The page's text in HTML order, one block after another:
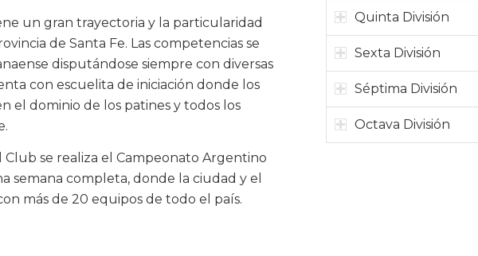
un gran trayectoria y la particularidad
de Santa Fe. Las competencias se
disputándose siempre con diversas
con escuelita de iniciación donde los
el dominio de los patines y todos los
Club se realiza el Campeonato Argentino
semana completa, donde la ciudad y el
más de 20 equipos de todo el país.
Quinta División
Sexta División
Séptima División
Octava División